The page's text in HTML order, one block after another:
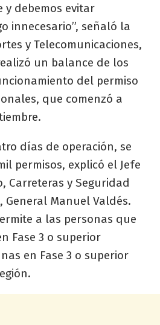
y debemos evitar
innecesario”, señaló la
y Telecomunicaciones,
un balance de los
del permiso
que comenzó a
días de operación, se
permisos, explicó el Jefe
Carreteras y Seguridad
General Manuel Valdés.
a las personas que
Fase 3 o superior
en Fase 3 o superior